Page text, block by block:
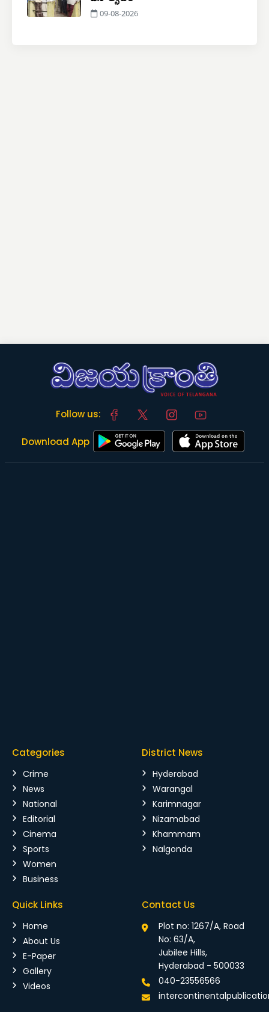
09-08-2026
Follow us:
Download App
Categories
Crime
News
National
Editorial
Cinema
Sports
Women
Business
District News
Hyderabad
Warangal
Karimnagar
Nizamabad
Khammam
Nalgonda
Quick Links
Home
About Us
E-Paper
Gallery
Videos
Contact Us
Plot no: 1267/A, Road
No: 63/A,
Jubilee Hills,
Hyderabad - 500033
040-23556566